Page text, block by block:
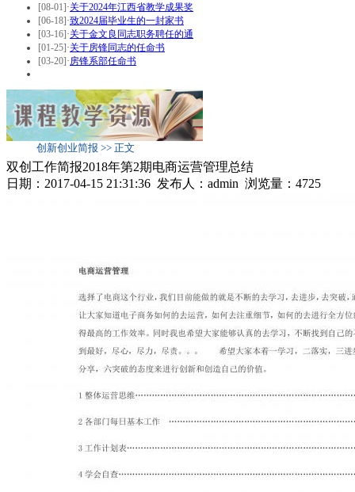
[08-01] ·关于2024年江西省教学成果奖
[06-18] ·致2024届毕业生的一封家书
[03-16] ·关于金文良同志职务聘任的通
[01-25] ·关于房锋同志的任命书
[03-20] ·房锋系部任命书
创新创业简报 >> 正文
双创工作简报2018年第2期电商运营管理总结
日期：2017-04-15 21:31:36 发布人：admin 浏览量： 4725